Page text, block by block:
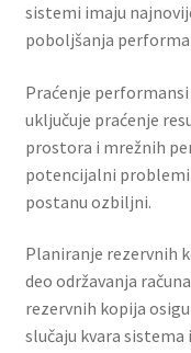
sistemi imaju
poboljšanja
Praćenje
uključuje praćenje
prostora i mrežnih
potencijalni
postanu ozbiljni.
Planiranje rezervnih
deo održavanja
rezervnih kopija
slučaju kvara